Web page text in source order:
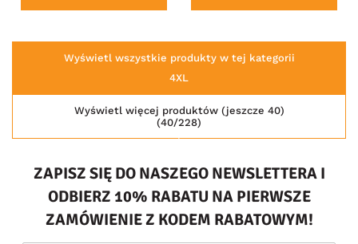
Wyświetl wszystkie produkty w tej kategorii
4XL
(40/228)
Wyświetl więcej produktów (jeszcze 40)
ZAPISZ SIĘ DO NASZEGO NEWSLETTERA I
ODBIERZ 10% RABATU NA PIERWSZE
ZAMÓWIENIE Z KODEM RABATOWYM!